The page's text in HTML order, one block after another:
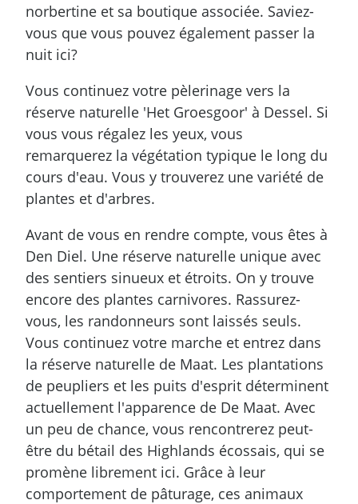
norbertine et sa boutique associée. Saviez-
vous que vous pouvez également passer la
nuit ici?
Vous continuez votre pèlerinage vers la
réserve naturelle 'Het Groesgoor' à Dessel. Si
vous vous régalez les yeux, vous
remarquerez la végétation typique le long du
cours d'eau. Vous y trouverez une variété de
plantes et d'arbres.
Avant de vous en rendre compte, vous êtes à
Den Diel. Une réserve naturelle unique avec
des sentiers sinueux et étroits. On y trouve
encore des plantes carnivores. Rassurez-
vous, les randonneurs sont laissés seuls.
Vous continuez votre marche et entrez dans
la réserve naturelle de Maat. Les plantations
de peupliers et les puits d'esprit déterminent
actuellement l'apparence de De Maat. Avec
un peu de chance, vous rencontrerez peut-
être du bétail des Highlands écossais, qui se
promène librement ici. Grâce à leur
comportement de pâturage, ces animaux